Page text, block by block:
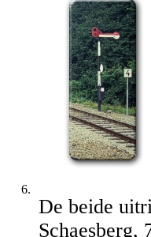
6.
De beide
Schaesberg,